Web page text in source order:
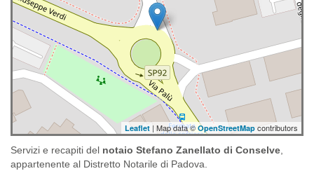
Leaflet | Map data © OpenStreetMap contributors
Servizi e recapiti del notaio Stefano Zanellato di Conselve
appartenente al Distretto Notarile di Padova.